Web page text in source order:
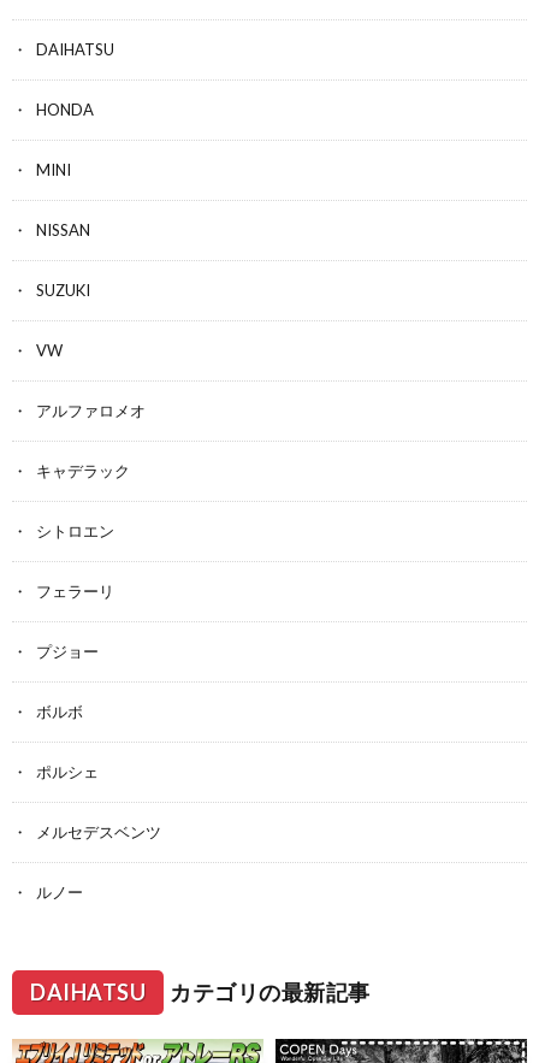
DAIHATSU
HONDA
MINI
NISSAN
SUZUKI
VW
アルファロメオ
キャデラック
シトロエン
フェラーリ
プジョー
ボルボ
ポルシェ
メルセデスベンツ
ルノー
DAIHATSU カテゴリの最新記事